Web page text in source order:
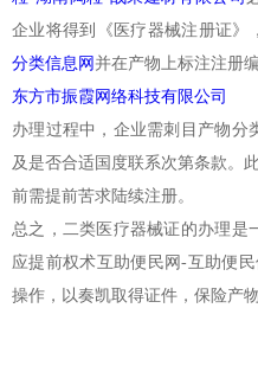
企业将得到《医疗器械注册证》，
分类信息网 并在产物上标注注册编
东方市振霞网络科技有限公司
办理过程中，企业需刺目产物分
及是否合适国度联系次第条款。
前需提前苦求陆续注册。
总之，二类医疗器械证的办理是
应提前权术互助便民网-互助便
操作，以奏凯取得证件，保险产